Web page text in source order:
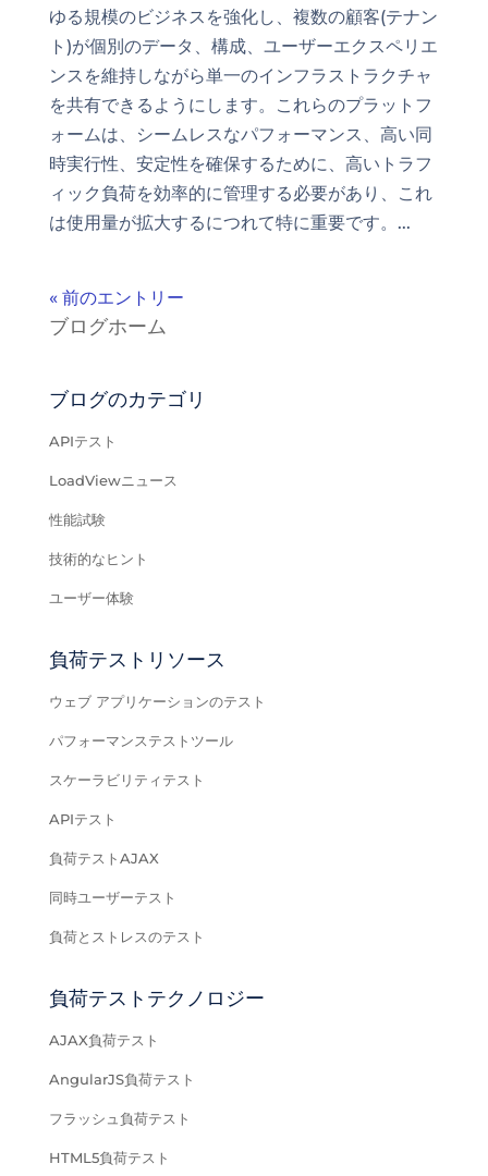
ゆる規模のビジネスを強化し、複数の顧客(テナン
ト)が個別のデータ、構成、ユーザーエクスペリエ
ンスを維持しながら単一のインフラストラクチャ
を共有できるようにします。これらのプラットフ
ォームは、シームレスなパフォーマンス、高い同
時実行性、安定性を確保するために、高いトラフ
ィック負荷を効率的に管理する必要があり、これ
は使用量が拡大するにつれて特に重要です。...
« 前のエントリー
ブログホーム
ブログのカテゴリ
APIテスト
LoadViewニュース
性能試験
技術的なヒント
ユーザー体験
負荷テストリソース
ウェブ アプリケーションのテスト
パフォーマンステストツール
スケーラビリティテスト
APIテスト
負荷テストAJAX
同時ユーザーテスト
負荷とストレスのテスト
負荷テストテクノロジー
AJAX負荷テスト
AngularJS負荷テスト
フラッシュ負荷テスト
HTML5負荷テスト